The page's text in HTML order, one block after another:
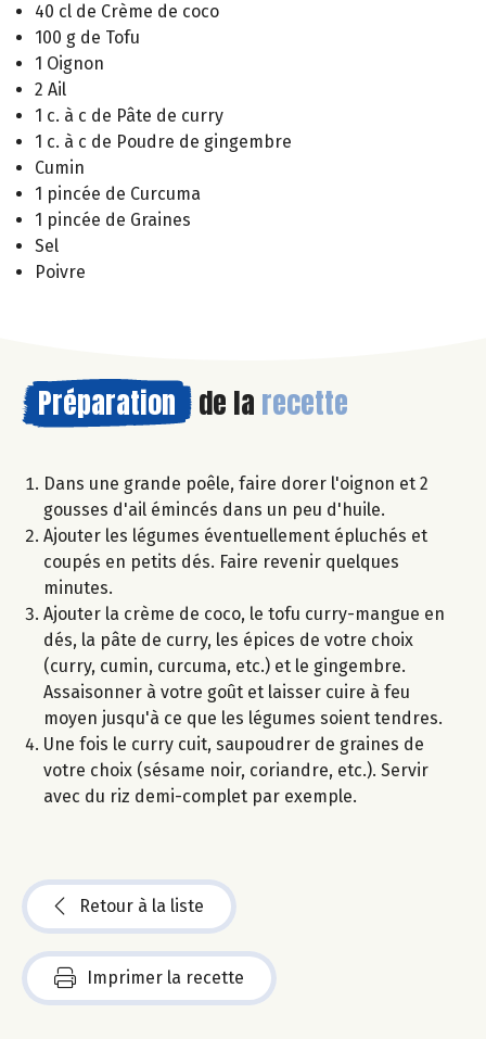
40 cl de Crème de coco
100 g de Tofu
1 Oignon
2 Ail
1 c. à c de Pâte de curry
1 c. à c de Poudre de gingembre
Cumin
1 pincée de Curcuma
1 pincée de Graines
Sel
Poivre
Préparation de la recette
Dans une grande poêle, faire dorer l'oignon et 2
gousses d'ail émincés dans un peu d'huile.
Ajouter les légumes éventuellement épluchés et
coupés en petits dés. Faire revenir quelques
minutes.
Ajouter la crème de coco, le tofu curry-mangue en
dés, la pâte de curry, les épices de votre choix
(curry, cumin, curcuma, etc.) et le gingembre.
Assaisonner à votre goût et laisser cuire à feu
moyen jusqu'à ce que les légumes soient tendres.
Une fois le curry cuit, saupoudrer de graines de
votre choix (sésame noir, coriandre, etc.). Servir
avec du riz demi-complet par exemple.
Retour à la liste
Imprimer la recette